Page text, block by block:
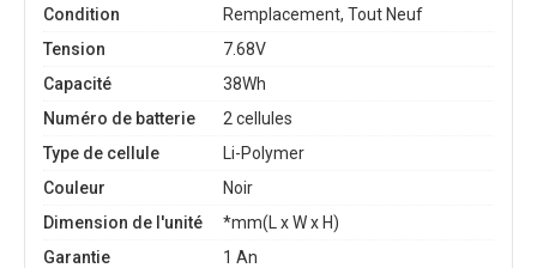
Condition
Remplacement, Tout Neuf
Tension
7.68V
Capacité
38Wh
Numéro de batterie
2 cellules
Type de cellule
Li-Polymer
Couleur
Noir
Dimension de l'unité
*mm(L x W x H)
Garantie
1 An